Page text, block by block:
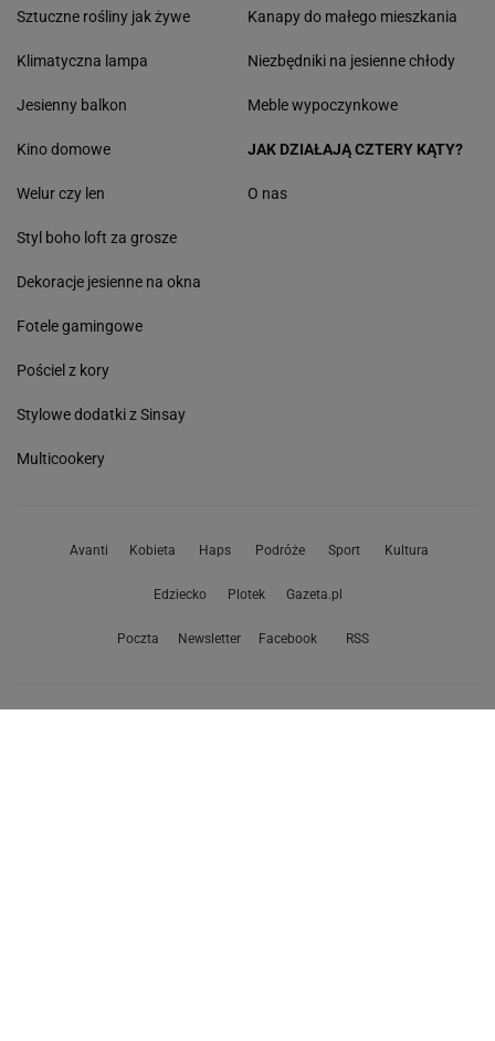
Sztuczne rośliny jak żywe
Klimatyczna lampa
Jesienny balkon
Kanapy do małego mieszkania
Niezbędniki na jesienne chłody
Meble wypoczynkowe
Kino domowe
Welur czy len
Styl boho loft za grosze
Dekoracje jesienne na okna
Fotele gamingowe
Pościel z kory
Stylowe dodatki z Sinsay
Multicookery
JAK DZIAŁAJĄ CZTERY KĄTY?
O nas
Avanti Kobieta Haps Podróże Sport Kultura
Edziecko Plotek Gazeta.pl
Poczta Newsletter Facebook RSS